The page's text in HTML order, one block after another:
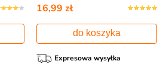
16,99 zł
do koszyka
Expresowa wysyłka